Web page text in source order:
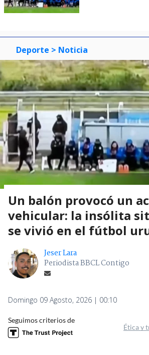
Deporte > Noticia
Un balón provocó un
vehicular: la insólita
se vivió en el fútbol
Jeser Lara
Periodista BBCL Contigo
Domingo 09 Agosto, 2026 | 00:10
Seguimos criterios de
Ética y